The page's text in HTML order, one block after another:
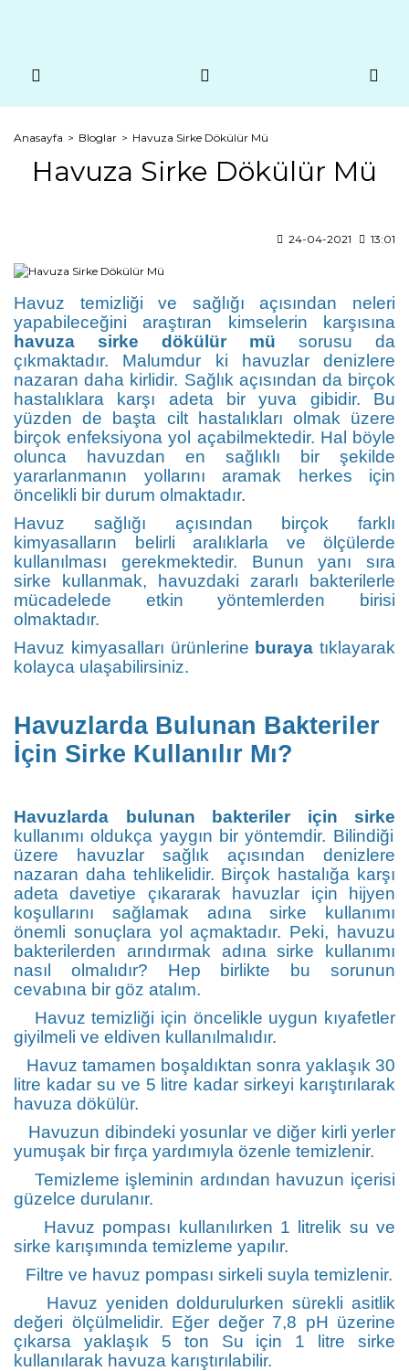
Anasayfa Bloglar Havuza Sirke Dökülür Mü
Havuza Sirke Dökülür Mü
24-04-2021 13:01
Havuz temizliği ve sağlığı açısından neleri
yapabileceğini araştıran kimselerin karşısına
havuza sirke dökülür mü sorusu da
çıkmaktadır. Malumdur ki havuzlar denizlere
nazaran daha kirlidir. Sağlık açısından da birçok
hastalıklara karşı adeta bir yuva gibidir. Bu
yüzden de başta cilt hastalıkları olmak üzere
birçok enfeksiyona yol açabilmektedir. Hal böyle
olunca havuzdan en sağlıklı bir şekilde
yararlanmanın yollarını aramak herkes için
öncelikli bir durum olmaktadır.
Havuz sağlığı açısından birçok farklı
kimyasalların belirli aralıklarla ve ölçülerde
kullanılması gerekmektedir. Bunun yanı sıra
sirke kullanmak, havuzdaki zararlı bakterilerle
mücadelede etkin yöntemlerden birisi
olmaktadır.
Havuz kimyasalları ürünlerine buraya tıklayarak
kolayca ulaşabilirsiniz.
Havuzlarda Bulunan Bakteriler
İçin Sirke Kullanılır Mı?
Havuzlarda bulunan bakteriler için sirke
kullanımı oldukça yaygın bir yöntemdir. Bilindiği
üzere havuzlar sağlık açısından denizlere
nazaran daha tehlikelidir. Birçok hastalığa karşı
adeta davetiye çıkararak havuzlar için hijyen
koşullarını sağlamak adına sirke kullanımı
önemli sonuçlara yol açmaktadır. Peki, havuzu
bakterilerden arındırmak adına sirke kullanımı
nasıl olmalıdır? Hep birlikte bu sorunun
cevabına bir göz atalım.
Havuz temizliği için öncelikle uygun kıyafetler
giyilmeli ve eldiven kullanılmalıdır.
Havuz tamamen boşaldıktan sonra yaklaşık 30
litre kadar su ve 5 litre kadar sirkeyi karıştırılarak
havuza dökülür.
Havuzun dibindeki yosunlar ve diğer kirli yerler
yumuşak bir fırça yardımıyla özenle temizlenir.
Temizleme işleminin ardından havuzun içerisi
güzelce durulanır.
Havuz pompası kullanılırken 1 litrelik su ve
sirke karışımında temizleme yapılır.
Filtre ve havuz pompası sirkeli suyla temizlenir.
Havuz yeniden doldurulurken sürekli asitlik
değeri ölçülmelidir. Eğer değer 7,8 pH üzerine
çıkarsa yaklaşık 5 ton Su için 1 litre sirke
kullanılarak havuza karıştırılabilir.